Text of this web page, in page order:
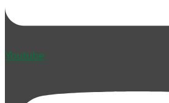
Youtube